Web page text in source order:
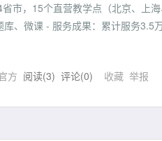
市，15个直营教学点（北京、上
、微课 - 服务成果：累计服务
方 阅读(3) 评论(0) 收藏 举报